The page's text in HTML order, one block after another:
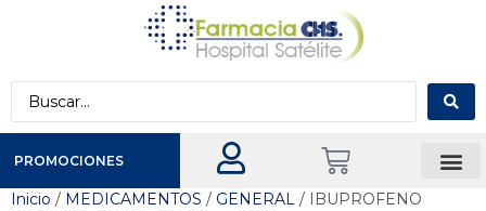
PROMOCIONES
Inicio / MEDICAMENTOS / GENERAL / IBUPROFENO